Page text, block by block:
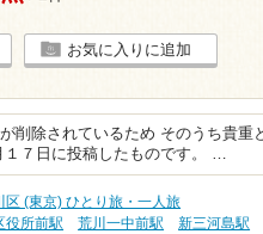
お気に入りに追加
削除されているため そのうち貴重
１７日に投稿したものです。 …
区 (東京) ひとり旅・一人旅
役所前駅 荒川一中前駅 新三河島駅